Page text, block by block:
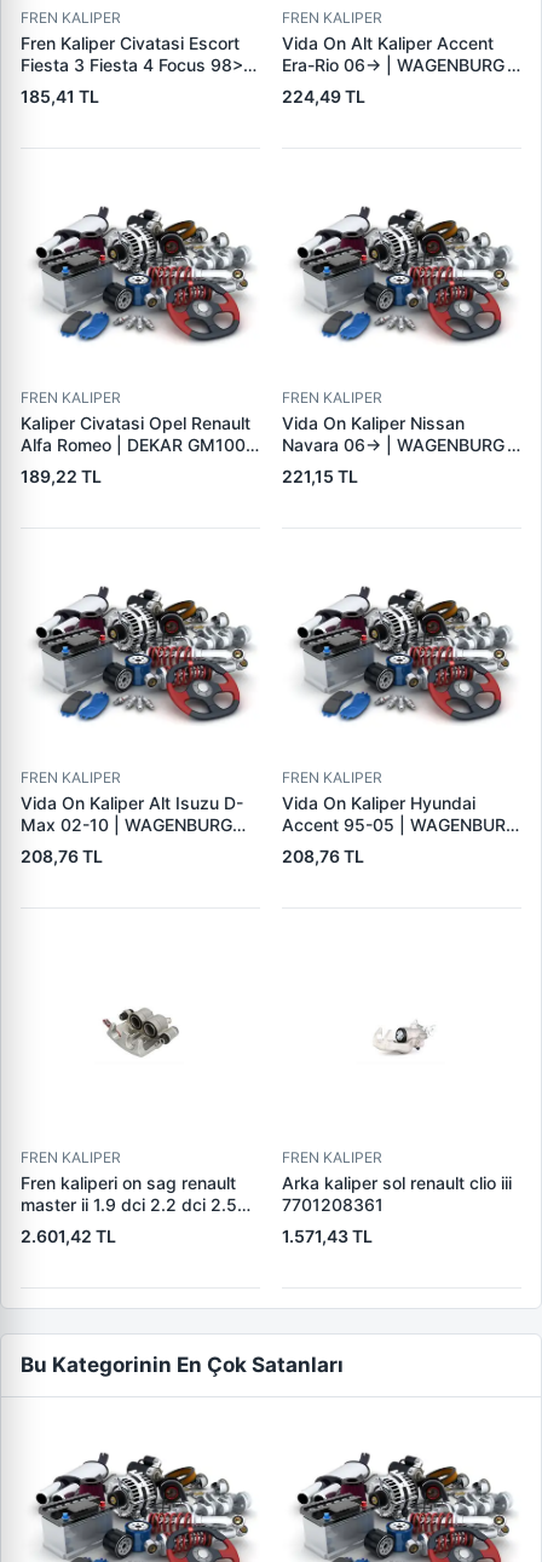
FREN KALIPER
Fren Kaliper Civatasi Escort
Fiesta 3 Fiesta 4 Focus 98>11
Mondeo 92>00 Kuga 08>12 |
YTT Y9576 | OEM 81AB
185,41 TL
FREN KALIPER
Vida On Alt Kaliper Accent
Era-Rio 06-> | WAGENBURG
15334042 | OEM 58162-
1G000
224,49 TL
FREN KALIPER
Kaliper Civatasi Opel Renault
Alfa Romeo | DEKAR GM1001
| OEM 7701049101 542881
189,22 TL
FREN KALIPER
Vida On Kaliper Nissan
Navara 06-> | WAGENBURG
35134115 | OEM 44140-
0V700
221,15 TL
FREN KALIPER
Vida On Kaliper Alt Isuzu D-
Max 02-10 | WAGENBURG
55134006 | OEM
8973017280
208,76 TL
FREN KALIPER
Vida On Kaliper Hyundai
Accent 95-05 | WAGENBURG
15334036 | OEM 58162-
32300
208,76 TL
FREN KALIPER
Fren kaliperi on sag renault
master ii 1.9 dci 2.2 dci 2.5
dci 7701206726 7701208013
2.601,42 TL
FREN KALIPER
Arka kaliper sol renault clio iii
7701208361
1.571,43 TL
Bu Kategorinin En Çok Satanları